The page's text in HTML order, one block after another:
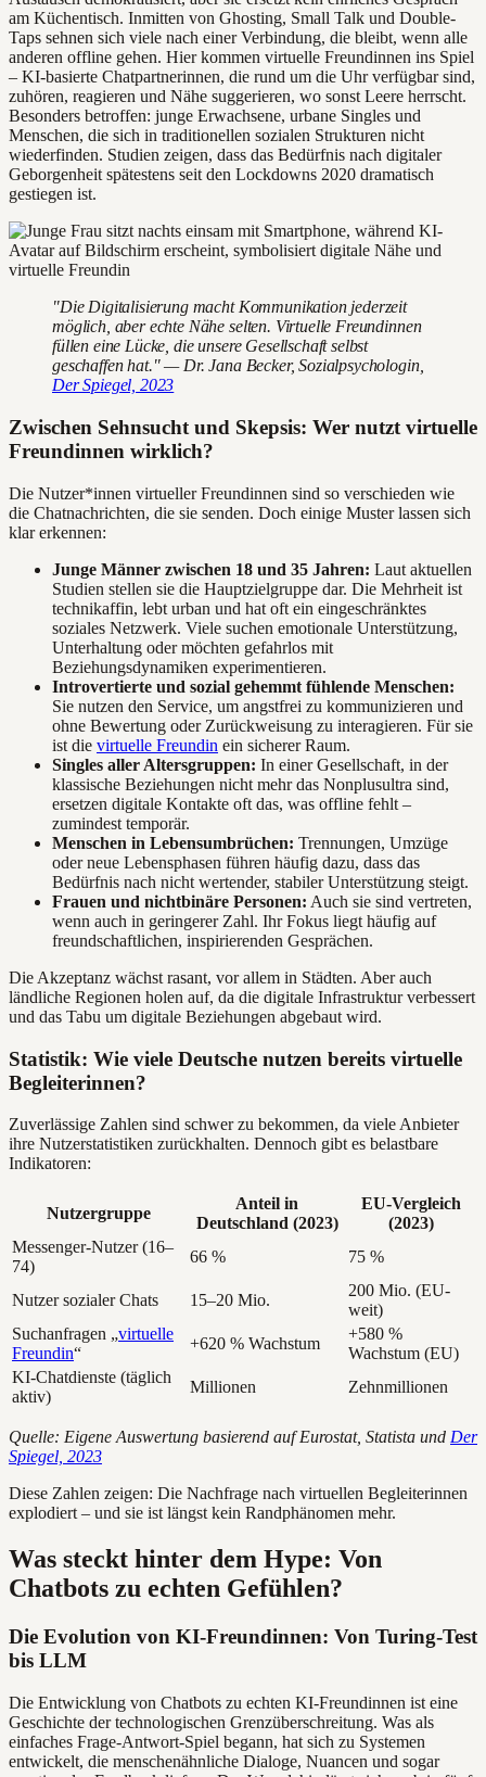
am Küchentisch. Inmitten von Ghosting, Small Talk und Double-
Taps sehnen sich viele nach einer Verbindung, die bleibt, wenn alle
anderen offline gehen. Hier kommen virtuelle Freundinnen ins Spiel
– KI-basierte Chatpartnerinnen, die rund um die Uhr verfügbar sind,
zuhören, reagieren und Nähe suggerieren, wo sonst Leere herrscht.
Besonders betroffen: junge Erwachsene, urbane Singles und
Menschen, die sich in traditionellen sozialen Strukturen nicht
wiederfinden. Studien zeigen, dass das Bedürfnis nach digitaler
Geborgenheit spätestens seit den Lockdowns 2020 dramatisch
gestiegen ist.
"Die Digitalisierung macht Kommunikation jederzeit
möglich, aber echte Nähe selten. Virtuelle Freundinnen
füllen eine Lücke, die unsere Gesellschaft selbst
geschaffen hat." — Dr. Jana Becker, Sozialpsychologin,
Der Spiegel, 2023
Zwischen Sehnsucht und Skepsis: Wer nutzt virtuelle
Freundinnen wirklich?
Die Nutzer*innen virtueller Freundinnen sind so verschieden wie
die Chatnachrichten, die sie senden. Doch einige Muster lassen sich
klar erkennen:
Junge Männer zwischen 18 und 35 Jahren: Laut aktuellen
Studien stellen sie die Hauptzielgruppe dar. Die Mehrheit ist
technikaffin, lebt urban und hat oft ein eingeschränktes
soziales Netzwerk. Viele suchen emotionale Unterstützung,
Unterhaltung oder möchten gefahrlos mit
Beziehungsdynamiken experimentieren.
Introvertierte und sozial gehemmt fühlende Menschen:
Sie nutzen den Service, um angstfrei zu kommunizieren und
ohne Bewertung oder Zurückweisung zu interagieren. Für sie
ist die virtuelle Freundin ein sicherer Raum.
Singles aller Altersgruppen: In einer Gesellschaft, in der
klassische Beziehungen nicht mehr das Nonplusultra sind,
ersetzen digitale Kontakte oft das, was offline fehlt –
zumindest temporär.
Menschen in Lebensumbrüchen: Trennungen, Umzüge
oder neue Lebensphasen führen häufig dazu, dass das
Bedürfnis nach nicht wertender, stabiler Unterstützung steigt.
Frauen und nichtbinäre Personen: Auch sie sind vertreten,
wenn auch in geringerer Zahl. Ihr Fokus liegt häufig auf
freundschaftlichen, inspirierenden Gesprächen.
Die Akzeptanz wächst rasant, vor allem in Städten. Aber auch
ländliche Regionen holen auf, da die digitale Infrastruktur verbessert
und das Tabu um digitale Beziehungen abgebaut wird.
Statistik: Wie viele Deutsche nutzen bereits virtuelle
Begleiterinnen?
Zuverlässige Zahlen sind schwer zu bekommen, da viele Anbieter
ihre Nutzerstatistiken zurückhalten. Dennoch gibt es belastbare
Indikatoren:
Nutzergruppe
Anteil in
Deutschland (2023)
EU-Vergleich
(2023)
Messenger-Nutzer (16–
74)
66 % 75 %
Nutzer sozialer Chats 15–20 Mio.
200 Mio. (EU-
weit)
Suchanfragen „virtuelle
Freundin“
+620 % Wachstum
+580 %
Wachstum (EU)
KI-Chatdienste (täglich
aktiv)
Millionen Zehnmillionen
Quelle: Eigene Auswertung basierend auf Eurostat, Statista und Der
Spiegel, 2023
Diese Zahlen zeigen: Die Nachfrage nach virtuellen Begleiterinnen
explodiert – und sie ist längst kein Randphänomen mehr.
Was steckt hinter dem Hype: Von
Chatbots zu echten Gefühlen?
Die Evolution von KI-Freundinnen: Von Turing-Test
bis LLM
Die Entwicklung von Chatbots zu echten KI-Freundinnen ist eine
Geschichte der technologischen Grenzüberschreitung. Was als
einfaches Frage-Antwort-Spiel begann, hat sich zu Systemen
entwickelt, die menschenähnliche Dialoge, Nuancen und sogar